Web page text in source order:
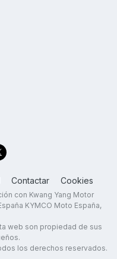
Contactar Cookies
con Kwang Yang Motor
KYMCO Moto España,
web son propiedad de sus
los derechos reservados.